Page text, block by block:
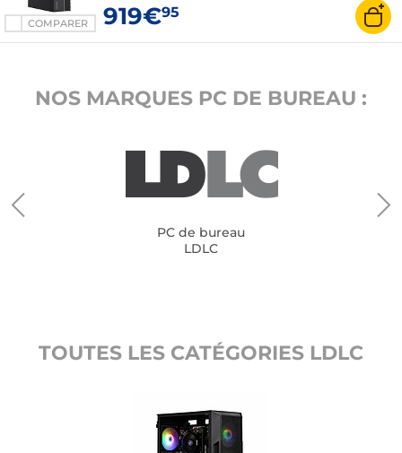
COMPARER 919€95
NOS MARQUES PC DE BUREAU :
PC de bureau
LDLC
TOUTES LES CATÉGORIES LDLC